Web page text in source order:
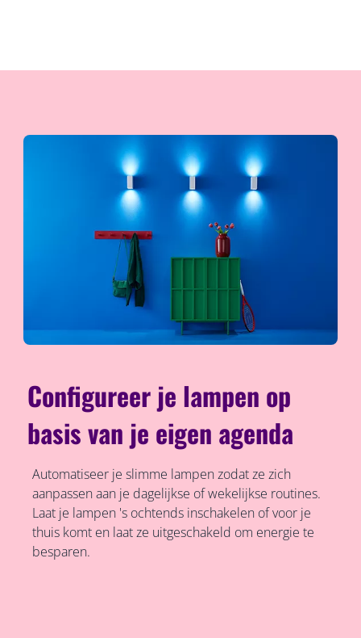
Configureer je lampen op
basis van je eigen agenda
Automatiseer je slimme lampen zodat ze zich
aanpassen aan je dagelijkse of wekelijkse routines.
Laat je lampen 's ochtends inschakelen of voor je
thuis komt en laat ze uitgeschakeld om energie te
besparen.